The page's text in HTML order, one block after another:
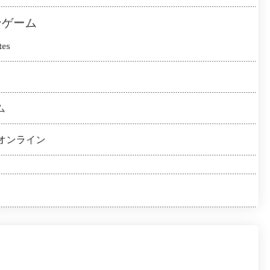
ーム
ンライン